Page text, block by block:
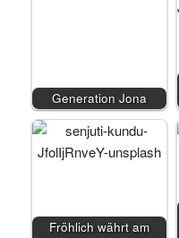
Generation Jona
Fröhlich währt am